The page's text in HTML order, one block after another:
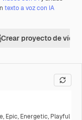
texto a voz con IA
Crear proyecto de vídeo
, Epic, Energetic, Playful